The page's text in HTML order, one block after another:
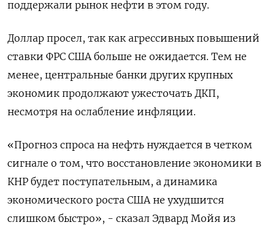
поддержали рынок нефти в этом году.
Доллар просел, так как агрессивных повышений
ставки ФРС США больше не ожидается. Тем не
менее, центральные банки других крупных
экономик продолжают ужесточать ДКП,
несмотря на ослабление инфляции.
«Прогноз спроса на нефть нуждается в четком
сигнале о том, что восстановление экономики в
КНР будет поступательным, а динамика
экономического роста США не ухудшится
слишком быстро», - сказал Эдвард Мойя из